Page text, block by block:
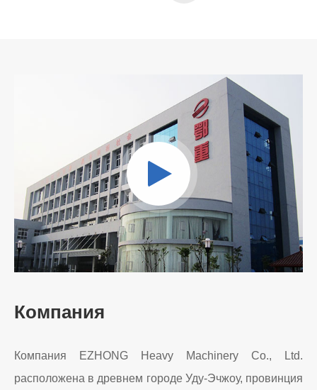
Компания
Компания EZHONG Heavy Machinery Co., Ltd.
расположена в древнем городе Уду-Эчжоу, провинция